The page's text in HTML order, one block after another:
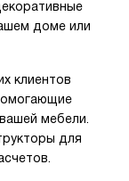
доме или
клиентов
мебели.
для